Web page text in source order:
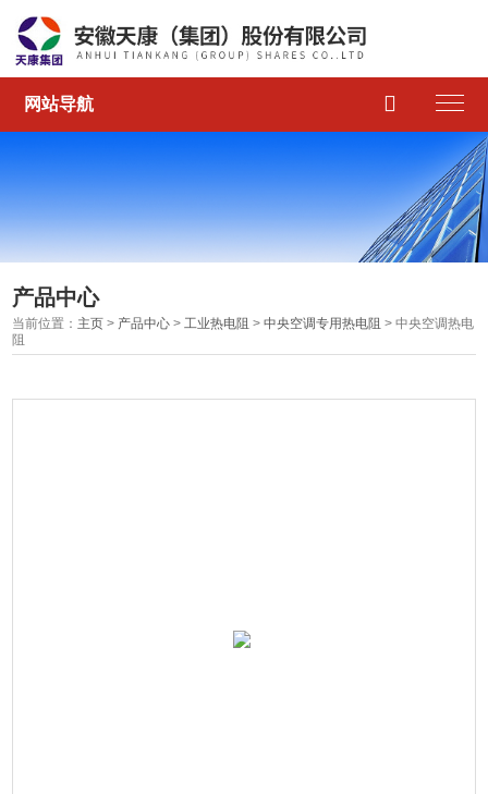
网站导航 
产品中心
当前位置： 主页 > 产品中心 >工业热电阻 >中央空调专用热电阻 > 中央空调热电
阻